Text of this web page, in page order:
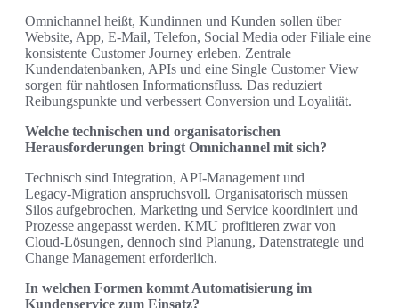
Omnichannel heißt, Kundinnen und Kunden sollen über
Website, App, E‑Mail, Telefon, Social Media oder Filiale eine
konsistente Customer Journey erleben. Zentrale
Kundendatenbanken, APIs und eine Single Customer View
sorgen für nahtlosen Informationsfluss. Das reduziert
Reibungspunkte und verbessert Conversion und Loyalität.
Welche technischen und organisatorischen
Herausforderungen bringt Omnichannel mit sich?
Technisch sind Integration, API‑Management und
Legacy‑Migration anspruchsvoll. Organisatorisch müssen
Silos aufgebrochen, Marketing und Service koordiniert und
Prozesse angepasst werden. KMU profitieren zwar von
Cloud‑Lösungen, dennoch sind Planung, Datenstrategie und
Change Management erforderlich.
In welchen Formen kommt Automatisierung im
Kundenservice zum Einsatz?